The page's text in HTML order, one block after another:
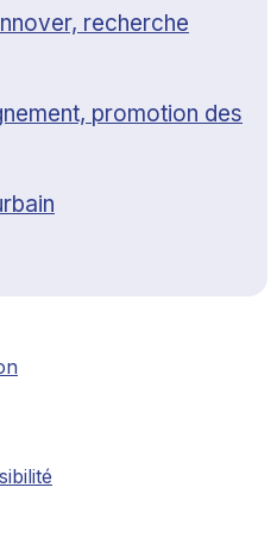
recherche
promotion des